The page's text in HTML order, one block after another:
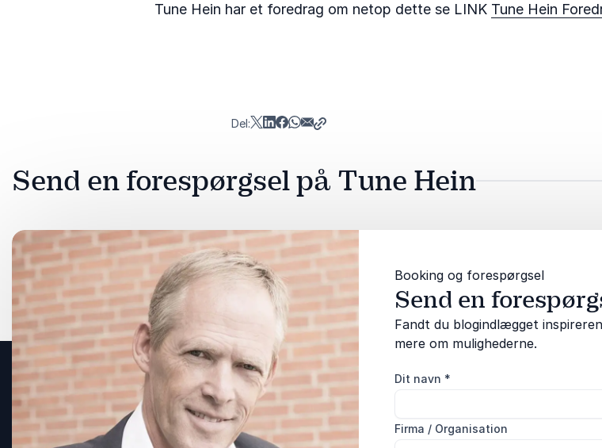
Tune Hein har et foredrag om netop dette se LINK Tune Hein
Del:
Send en forespørgsel på Tune Hein
Booking og forespørgsel
Send en
Fandt du blogindlægget
mere om mulighederne.
Dit navn *
Firma / Organisation